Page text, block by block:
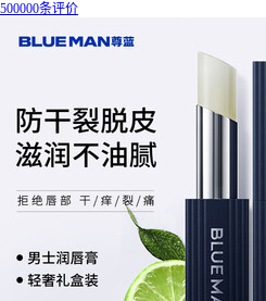
500000条评价